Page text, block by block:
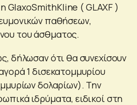
GlaxoSmithKline ( GLAXF )
παθήσεων,
του άσθματος.
δήλωσαν ότι θα συνεχίσουν
1 δισεκατομμυρίου
δολαρίων). Την
ιδρύματα, ειδικοί στη